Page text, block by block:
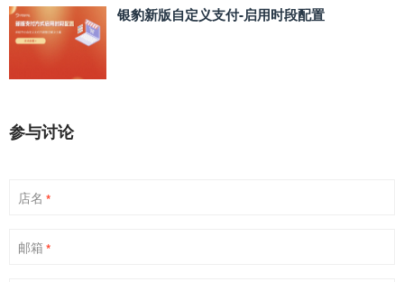
银豹新版自定义支付‑启用时段配置
参与讨论
店名 *
邮箱 *